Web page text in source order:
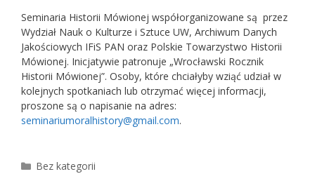
Seminaria Historii Mówionej współorganizowane są przez
Wydział Nauk o Kulturze i Sztuce UW, Archiwum Danych
Jakościowych IFiS PAN oraz Polskie Towarzystwo Historii
Mówionej. Inicjatywie patronuje „Wrocławski Rocznik
Historii Mówionej”. Osoby, które chciałyby wziąć udział w
kolejnych spotkaniach lub otrzymać więcej informacji,
proszone są o napisanie na adres:
seminariumoralhistory@gmail.com.
Kategorie
Bez kategorii